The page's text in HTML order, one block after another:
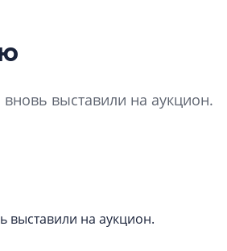
выставили на аукцион.
на аукцион.